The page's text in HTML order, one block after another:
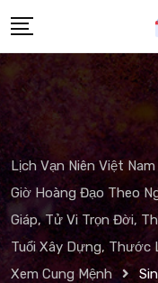
to
content
Lịch Vạn Niên Việt
Giờ Hoàng Đạo Theo
Giáp, Tử Vi Trọn Đời,
Tuổi Xây Dựng, Thước
Xem Cung Mệnh